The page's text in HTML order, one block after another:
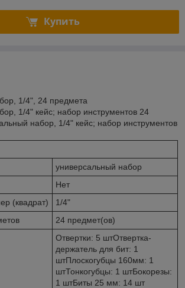
Купить
1/4", 24 предмета
1/4" кейс; набор инструментов 24
набор, 1/4" кейс; набор инструментов
универсальный набор
Нет
(квадрат)
1/4"
24 предмет(ов)
Отвертки: 5 штОтвертка-
держатель для бит: 1
штПлоскогубцы 160мм: 1
штТонкогубцы: 1 штБокорезы:
1 штБиты 25 мм: 14 шт